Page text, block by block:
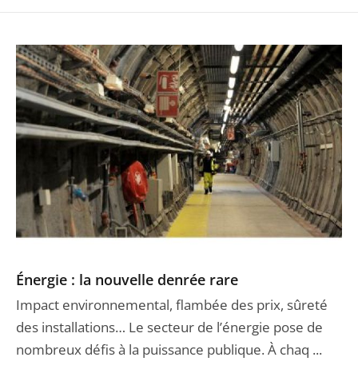
Énergie : la nouvelle denrée rare
Impact environnemental, flambée des prix, sûreté
des installations… Le secteur de l’énergie pose de
nombreux défis à la puissance publique. À chaq ...